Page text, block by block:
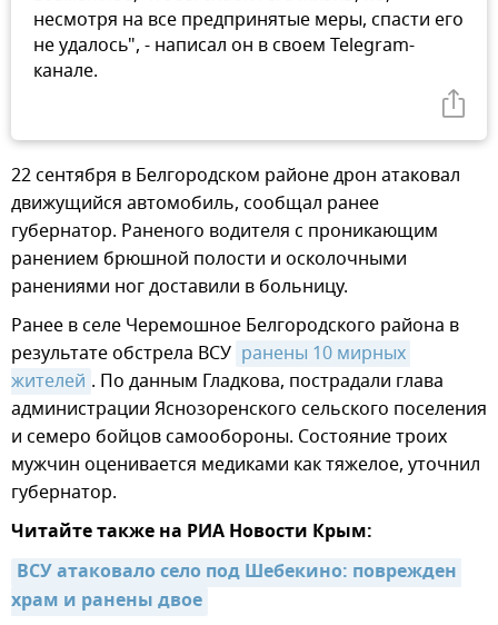
несмотря на все предпринятые меры, спасти его
не удалось", - написал он в своем Telegram-
канале.
22 сентября в Белгородском районе дрон атаковал
движущийся автомобиль, сообщал ранее
губернатор. Раненого водителя с проникающим
ранением брюшной полости и осколочными
ранениями ног доставили в больницу.
Ранее в селе Черемошное Белгородского района в
результате обстрела ВСУ ранены 10 мирных
жителей . По данным Гладкова, пострадали глава
администрации Яснозоренского сельского поселения
и семеро бойцов самообороны. Состояние троих
мужчин оценивается медиками как тяжелое, уточнил
губернатор.
Читайте также на РИА Новости Крым:
ВСУ атаковало село под Шебекино: поврежден
храм и ранены двое